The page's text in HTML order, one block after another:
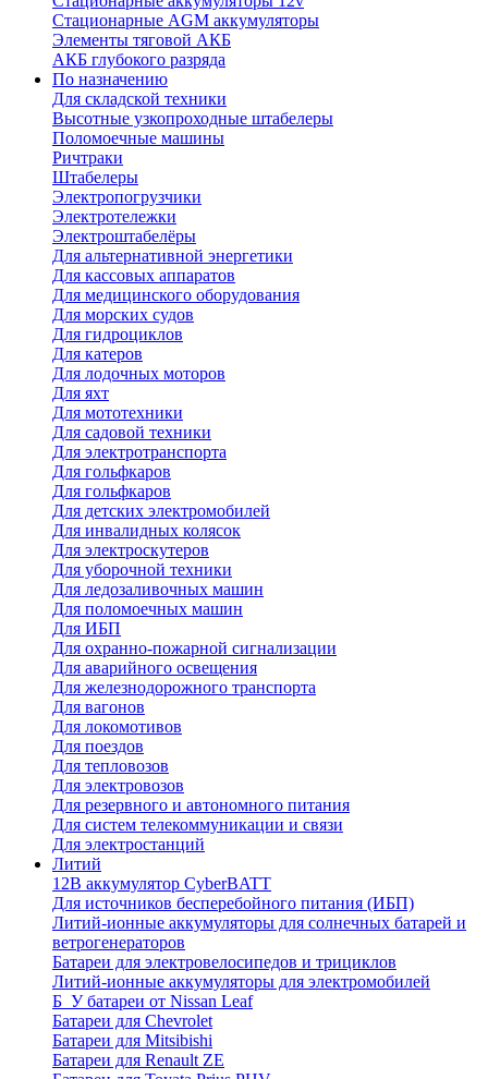
Стационарные AGM аккумуляторы
Элементы тяговой АКБ
АКБ глубокого разряда
По назначению
Для складской техники
Высотные узкопроходные штабелеры
Поломоечные машины
Ричтраки
Штабелеры
Электропогрузчики
Электротележки
Электроштабелёры
Для альтернативной энергетики
Для кассовых аппаратов
Для медицинского оборудования
Для морских судов
Для гидроциклов
Для катеров
Для лодочных моторов
Для яхт
Для мототехники
Для садовой техники
Для электротранспорта
Для гольфкаров
Для гольфкаров
Для детских электромобилей
Для инвалидных колясок
Для электроскутеров
Для уборочной техники
Для ледозаливочных машин
Для поломоечных машин
Для ИБП
Для охранно-пожарной сигнализации
Для аварийного освещения
Для железнодорожного транспорта
Для вагонов
Для локомотивов
Для поездов
Для тепловозов
Для электровозов
Для резервного и автономного питания
Для систем телекоммуникации и связи
Для электростанций
Литий
12В аккумулятор CyberBATT
Для источников бесперебойного питания (ИБП)
Литий-ионные аккумуляторы для солнечных батарей и
ветрогенераторов
Батареи для электровелосипедов и трициклов
Литий-ионные аккумуляторы для электромобилей
Б_У батареи от Nissan Leaf
Батареи для Chevrolet
Батареи для Mitsibishi
Батареи для Renault ZE